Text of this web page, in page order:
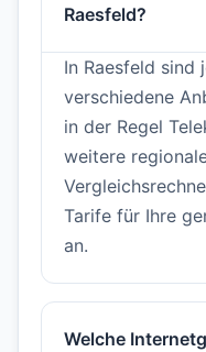
Raesfeld?
In Raesfeld sind
verschiedene
in der Regel
weitere
Tarife für Ihre
an.
Welche